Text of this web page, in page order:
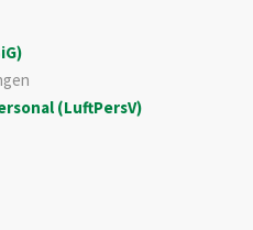
(LuftPersV)